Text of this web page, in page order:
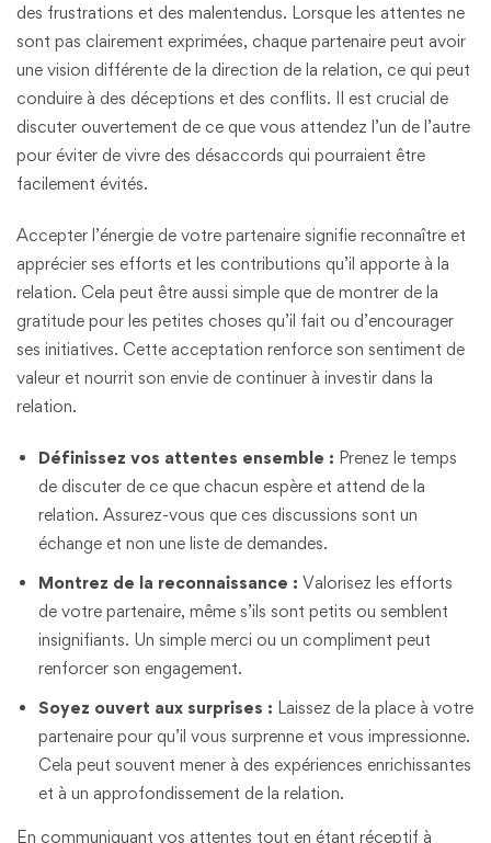
des frustrations et des malentendus. Lorsque les attentes ne
sont pas clairement exprimées, chaque partenaire peut avoir
une vision différente de la direction de la relation, ce qui peut
conduire à des déceptions et des conflits. Il est crucial de
discuter ouvertement de ce que vous attendez l’un de l’autre
pour éviter de vivre des désaccords qui pourraient être
facilement évités.
Accepter l’énergie de votre partenaire signifie reconnaître et
apprécier ses efforts et les contributions qu’il apporte à la
relation. Cela peut être aussi simple que de montrer de la
gratitude pour les petites choses qu’il fait ou d’encourager
ses initiatives. Cette acceptation renforce son sentiment de
valeur et nourrit son envie de continuer à investir dans la
relation.
Définissez vos attentes ensemble : Prenez le temps
de discuter de ce que chacun espère et attend de la
relation. Assurez-vous que ces discussions sont un
échange et non une liste de demandes.
Montrez de la reconnaissance : Valorisez les efforts
de votre partenaire, même s’ils sont petits ou semblent
insignifiants. Un simple merci ou un compliment peut
renforcer son engagement.
Soyez ouvert aux surprises : Laissez de la place à votre
partenaire pour qu’il vous surprenne et vous impressionne.
Cela peut souvent mener à des expériences enrichissantes
et à un approfondissement de la relation.
En communiquant vos attentes tout en étant réceptif à